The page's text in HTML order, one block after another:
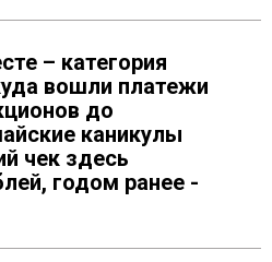
– категория
вошли платежи
до
каникулы
чек здесь
годом ранее -